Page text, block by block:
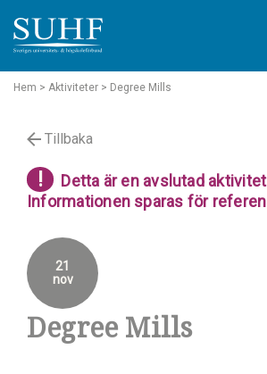
Hem > Aktiviteter > Degree Mills
Tillbaka
!
Detta är en avslutad
Informationen sparas för
Degree Mills
21
nov